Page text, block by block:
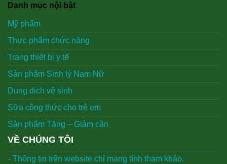
Danh mục nội bật
Mỹ phẩm
Thực phẩm chức năng
Trang thiết bị y tế
Sản phẩm Sinh lý Nam Nữ
Dung dich vệ sinh
Sữa công thức cho trẻ em
Sản phẩm Tăng – Giảm cân
VỀ CHÚNG TÔI
- Thông tin trên website chỉ mang tính tham khảo.